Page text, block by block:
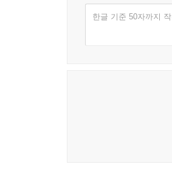
한글 기준 50자까지